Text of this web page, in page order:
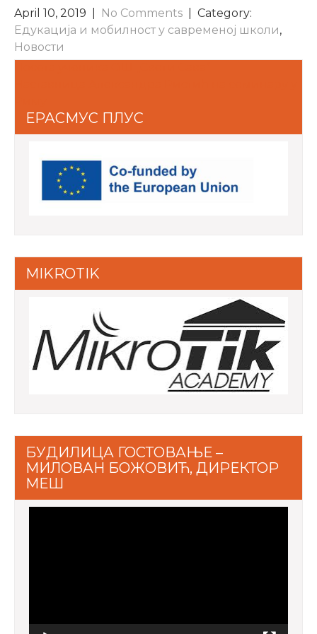
April 10, 2019 No Comments
| Category:
Едукација и мобилност у савременој школи,
Новости
ЕРАСМУС ПЛУС
MIKROTIK
БУДИЛИЦА ГОСТОВАЊЕ –
МИЛОВАН БОЖОВИЋ, ДИРЕКТОР
МЕШ